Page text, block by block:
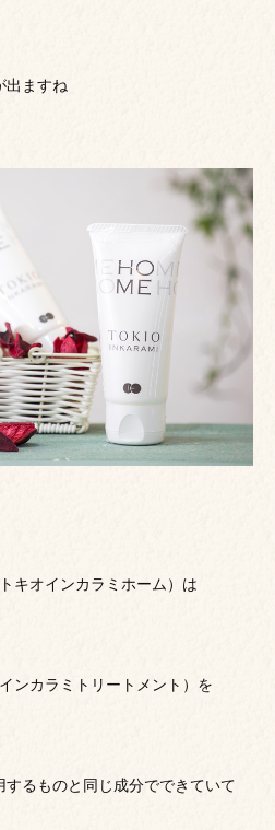
出ますね
キオインカラミホーム）は
ンカラミトリートメント）を
るものと同じ成分でできていて